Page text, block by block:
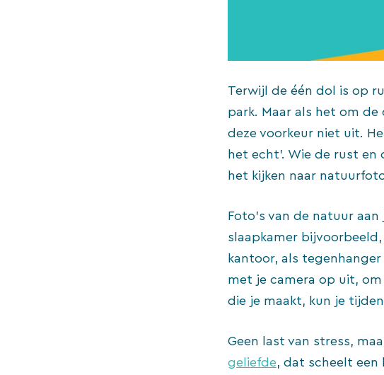
Terwijl de één dol is op
park. Maar als het om
deze voorkeur niet uit.
het echt’. Wie de rust
het kijken naar
Foto’s van de natuur
slaapkamer
kantoor, als
met je camera op uit,
die je maakt, kun je
Geen last van stress,
geliefde, dat scheelt een